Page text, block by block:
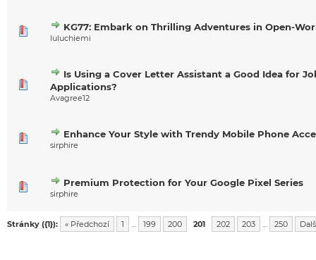
KG77: Embark on Thrilling Adventures in Open-
luluchiemi
Is Using a Cover Letter Assistant a Good Idea for
Applications?
Avagree12
Enhance Your Style with Trendy Mobile Phone
sirphire
Premium Protection for Your Google Pixel Series
sirphire
Stránky ({1}): « Předchozí 1 … 199 200 201 202 203 … 250